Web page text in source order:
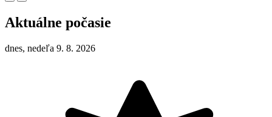
Aktuálne počasie
dnes, nedeľa 9. 8. 2026